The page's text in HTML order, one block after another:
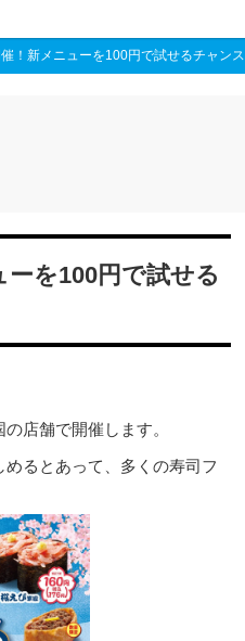
！新メニューを100円で試せるチャンス
を100円で試せる
店舗で開催します。
るとあって、多くの寿司フ